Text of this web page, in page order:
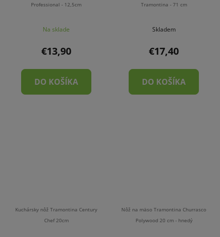
Professional - 12,5cm
Na sklade
€13,90
DO KOŠÍKA
Tramontina - 71 cm
Skladem
€17,40
DO KOŠÍKA
Kuchársky nôž Tramontina Century
Chef 20cm
Nôž na mäso Tramontina Churrasco
Polywood 20 cm - hnedý